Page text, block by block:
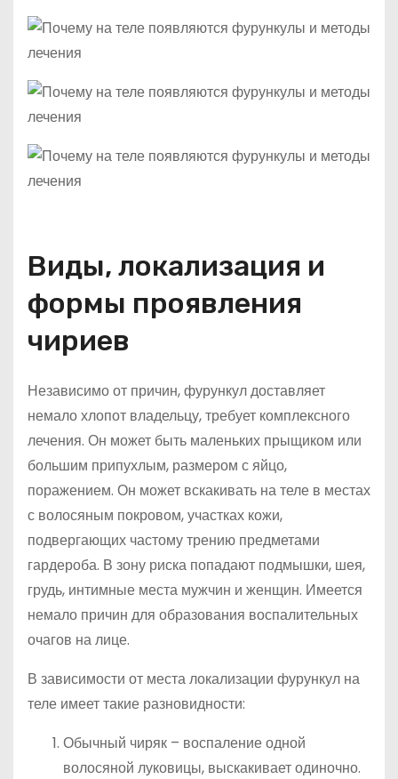
Виды, локализация и
формы проявления
чириев
Независимо от причин, фурункул доставляет
немало хлопот владельцу, требует комплексного
лечения. Он может быть маленьких прыщиком или
большим припухлым, размером с яйцо,
поражением. Он может вскакивать на теле в местах
с волосяным покровом, участках кожи,
подвергающих частому трению предметами
гардероба. В зону риска попадают подмышки, шея,
грудь, интимные места мужчин и женщин. Имеется
немало причин для образования воспалительных
очагов на лице.
В зависимости от места локализации фурункул на
теле имеет такие разновидности:
Обычный чиряк – воспаление одной
волосяной луковицы, выскакивает одиночно.